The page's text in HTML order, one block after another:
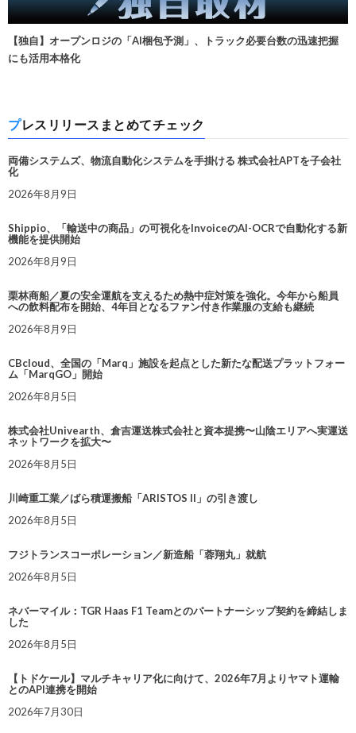
【独自】オープンロジの「AI梱包予測」、トラック必要台数の迅速把握
にも活用本格化
プレスリリースまとめてチェック
両備システムズ、物流自動化システムを手掛ける 株式会社APTを子会社
化
2026年8月9日
Shippio、「輸送中の商品」の可視化をInvoiceのAI-OCRで自動化する新
機能を提供開始
2026年8月9日
栗林商船／夏の安全運航を支えるため熱中症対策を強化。今年から船員
への飲料配布を開始、4年目となるファン付き作業服の支給も継続
2026年8月9日
CBcloud、全国の「Marq」施設を起点とした新たな配送プラットフォー
ム「MarqGO」開始
2026年8月5日
株式会社Univearth、倉吉運送株式会社と資本提携〜山陰エリアへ実運送
ネットワークを拡大〜
2026年8月5日
川崎重工業／ばら積運搬船「ARISTOS II」の引き渡し
2026年8月5日
フジトランスコーポレーション／新造船「蓉翔丸」就航
2026年8月5日
ネバーマイル：TGR Haas F1 Teamとのパートナーシップ契約を締結しま
した
2026年8月5日
【トドケール】マルチキャリア化に向けて、2026年7月よりヤマト運輸
とのAPI連携を開始
2026年7月30日